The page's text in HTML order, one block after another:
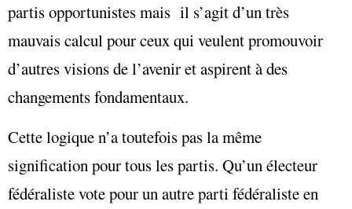
partis opportunistes mais il s’agit d’un très
mauvais calcul pour ceux qui veulent promouvoir
d’autres visions de l’avenir et aspirent à des
changements fondamentaux.
Cette logique n’a toutefois pas la même
signification pour tous les partis. Qu’un électeur
fédéraliste vote pour un autre parti fédéraliste en